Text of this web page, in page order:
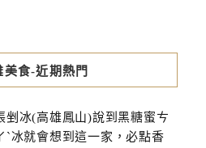
美食-近期熱門
剉冰(高雄鳳山)說到黑糖蜜ㄘ
ˋ冰就會想到這一家，必點香